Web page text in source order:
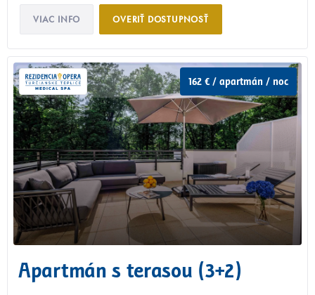
VIAC INFO OVERIŤ DOSTUPNOSŤ
162 € / apartmán / noc
Apartmán s terasou (3+2)